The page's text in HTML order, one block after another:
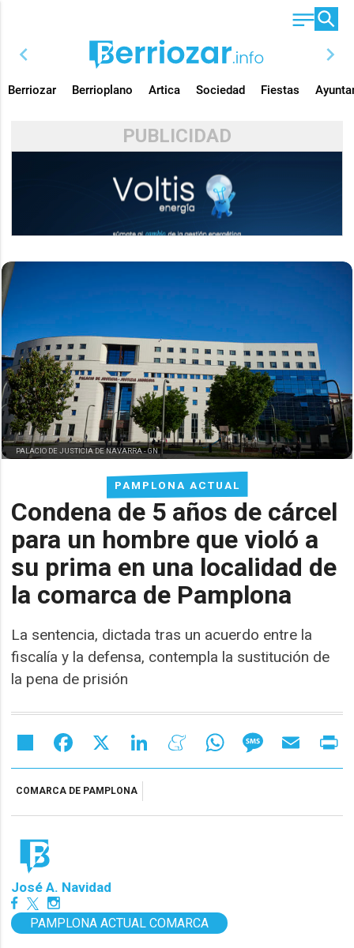
chevron_left chevron_right
Berriozar Berrioplano Artica Sociedad Fiestas
PUBLICIDAD
PAMPLONA ACTUAL
Condena de 5 años de cárcel
para un hombre que violó a
su prima en una localidad de
la comarca de Pamplona
La sentencia, dictada tras un acuerdo entre la
fiscalía y la defensa, contempla la sustitución de
la pena de prisión
PALACIO DE JUSTICIA DE NAVARRA -GN
Share Facebook LinkedIn MeneameWhatsAppMessageEmail
COMARCA DE PAMPLONA
José A. Navidad
PAMPLONA ACTUAL COMARCA